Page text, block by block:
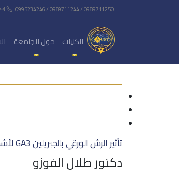
0995234246 / 0989711244 / 0989711250
الكليات حول الجامعة
تأثير الرش الورقي بالجبريلين GA3 لأشجار صنفي الزيتون الصوراني والدعيبلي في عملية التمايز الزهري
دكتور طلال الفوزو